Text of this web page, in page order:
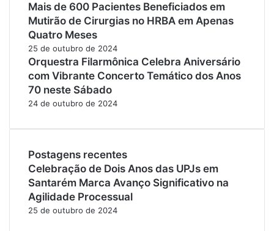
Mais de 600 Pacientes Beneficiados em
Mutirão de Cirurgias no HRBA em Apenas
Quatro Meses
25 de outubro de 2024
Orquestra Filarmônica Celebra Aniversário
com Vibrante Concerto Temático dos Anos
70 neste Sábado
24 de outubro de 2024
Postagens recentes
Celebração de Dois Anos das UPJs em
Santarém Marca Avanço Significativo na
Agilidade Processual
25 de outubro de 2024